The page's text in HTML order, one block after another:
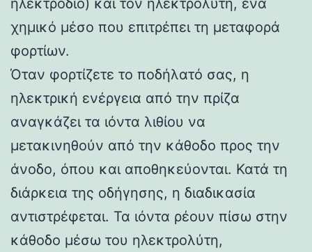
χημικό μέσο που επιτρέπει τη μεταφορά
φορτίων.
Όταν φορτίζετε το ποδήλατό σας, η
ηλεκτρική ενέργεια από την πρίζα
αναγκάζει τα ιόντα λιθίου να
μετακινηθούν από την κάθοδο προς την
άνοδο, όπου και αποθηκεύονται. Κατά τη
διάρκεια της οδήγησης, η διαδικασία
αντιστρέφεται. Τα ιόντα ρέουν πίσω στην
κάθοδο μέσω του ηλεκτρολύτη,